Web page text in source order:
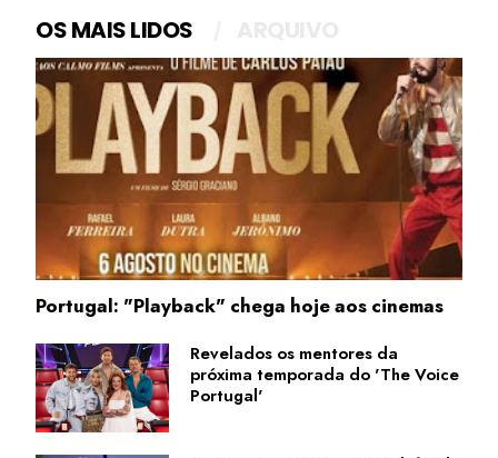
OS MAIS LIDOS
Portugal: "Playback" chega hoje aos cinemas
Revelados os mentores da
próxima temporada do 'The Voice
Portugal'